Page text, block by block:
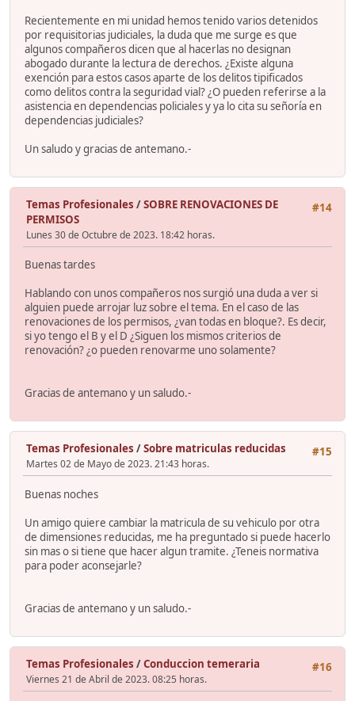
Recientemente en mi unidad hemos tenido varios detenidos
por requisitorias judiciales, la duda que me surge es que
algunos compañeros dicen que al hacerlas no designan
abogado durante la lectura de derechos. ¿Existe alguna
exención para estos casos aparte de los delitos tipificados
como delitos contra la seguridad vial? ¿O pueden referirse a la
asistencia en dependencias policiales y ya lo cita su señoría en
dependencias judiciales?
Un saludo y gracias de antemano.-
#14
Temas Profesionales /SOBRE RENOVACIONES DE
PERMISOS
Lunes 30 de Octubre de 2023. 18:42 horas.
Buenas tardes
Hablando con unos compañeros nos surgió una duda a ver si
alguien puede arrojar luz sobre el tema. En el caso de las
renovaciones de los permisos, ¿van todas en bloque?. Es decir,
si yo tengo el B y el D ¿Siguen los mismos criterios de
renovación? ¿o pueden renovarme uno solamente?
Gracias de antemano y un saludo.-
#15
Temas Profesionales /Sobre matriculas reducidas
Martes 02 de Mayo de 2023. 21:43 horas.
Buenas noches
Un amigo quiere cambiar la matricula de su vehiculo por otra
de dimensiones reducidas, me ha preguntado si puede hacerlo
sin mas o si tiene que hacer algun tramite. ¿Teneis normativa
para poder aconsejarle?
Gracias de antemano y un saludo.-
#16
Temas Profesionales /Conduccion temeraria
Viernes 21 de Abril de 2023. 08:25 horas.